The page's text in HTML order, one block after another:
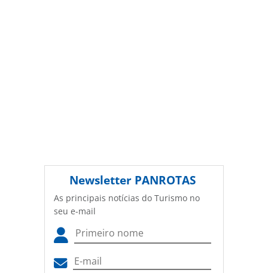
Newsletter PANROTAS
As principais notícias do Turismo no
seu e-mail